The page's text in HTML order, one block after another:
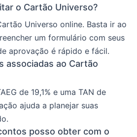
o Cartão Universo?
Universo online. Basta ir ao
um formulário com seus
aprovação é rápido e fácil.
associadas ao Cartão
de 19,1% e uma TAN de
ajuda a planejar suas
posso obter com o